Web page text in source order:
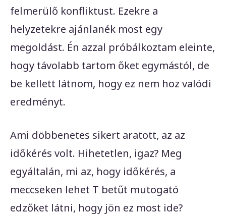
felmerülő konfliktust. Ezekre a
helyzetekre ajánlanék most egy
megoldást. Én azzal próbálkoztam eleinte,
hogy távolabb tartom őket egymástól, de
be kellett látnom, hogy ez nem hoz valódi
eredményt.
Ami döbbenetes sikert aratott, az az
időkérés volt. Hihetetlen, igaz? Meg
egyáltalán, mi az, hogy időkérés, a
meccseken lehet T betűt mutogató
edzőket látni, hogy jön ez most ide?